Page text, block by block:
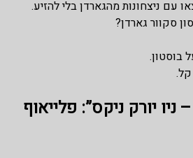
עם ניצחונות מהגארדן בלי להזיע.
סקוור גארדן?
בוסטון.
יורק ניקס”: פלייאוף